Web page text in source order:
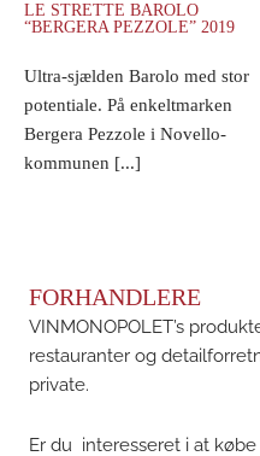
LE STRETTE BAROLO
“BERGERA PEZZOLE” 2019
Ultra-sjælden Barolo med stor
potentiale. På enkeltmarken
Bergera Pezzole i Novello-
kommunen [...]
FORHANDLERE
VINMONOPOLET’s
restauranter og
private.
Er du interesseret i at